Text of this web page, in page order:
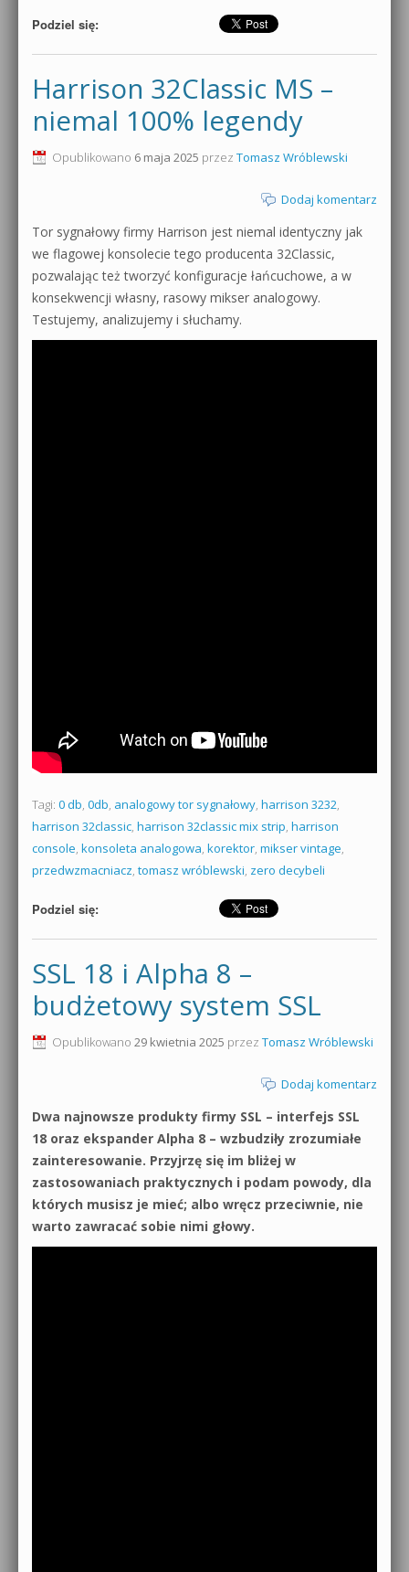
Podziel się:
Harrison 32Classic MS –
niemal 100% legendy
Opublikowano 6 maja 2025 przez Tomasz Wróblewski
Dodaj komentarz
Tor sygnałowy firmy Harrison jest niemal identyczny jak
we flagowej konsolecie tego producenta 32Classic,
pozwalając też tworzyć konfiguracje łańcuchowe, a w
konsekwencji własny, rasowy mikser analogowy.
Testujemy, analizujemy i słuchamy.
Tagi: 0 db, 0db, analogowy tor sygnałowy, harrison 3232,
harrison 32classic, harrison 32classic mix strip, harrison
console, konsoleta analogowa, korektor, mikser vintage,
przedwzmacniacz, tomasz wróblewski, zero decybeli
Podziel się:
SSL 18 i Alpha 8 –
budżetowy system SSL
Opublikowano 29 kwietnia 2025 przez Tomasz Wróblewski
Dodaj komentarz
Dwa najnowsze produkty firmy SSL – interfejs SSL
18 oraz ekspander Alpha 8 – wzbudziły zrozumiałe
zainteresowanie. Przyjrzę się im bliżej w
zastosowaniach praktycznych i podam powody, dla
których musisz je mieć; albo wręcz przeciwnie, nie
warto zawracać sobie nimi głowy.